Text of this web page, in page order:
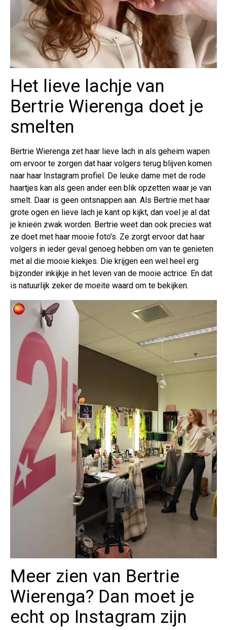
Het lieve lachje van
Bertrie Wierenga doet je
smelten
Bertrie Wierenga zet haar lieve lach in als geheim wapen
om ervoor te zorgen dat haar volgers terug blijven komen
naar haar Instagram profiel. De leuke dame met de rode
haartjes kan als geen ander een blik opzetten waar je van
smelt. Daar is geen ontsnappen aan. Als Bertrie met haar
grote ogen en lieve lach je kant op kijkt, dan voel je al dat
je knieën zwak worden. Bertrie weet dan ook precies wat
ze doet met haar mooie foto's. Ze zorgt ervoor dat haar
volgers in ieder geval genoeg hebben om van te genieten
met al die mooie kiekjes. Die krijgen een wel heel erg
bijzonder inkijkje in het leven van de mooie actrice. En dat
is natuurlijk zeker de moeite waard om te bekijken.
Meer zien van Bertrie
Wierenga? Dan moet je
echt op Instagram zijn